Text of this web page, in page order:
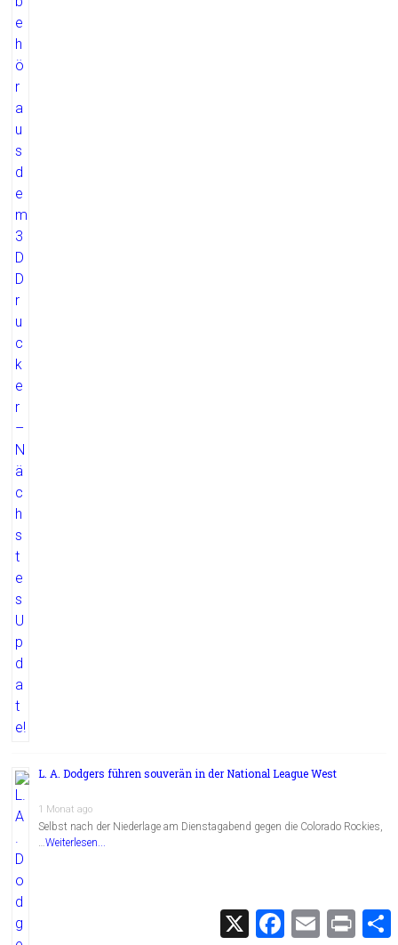
L. A. Dodgers führen souverän in der National League West
1 Monat ago
Selbst nach der Niederlage am Dienstagabend gegen die Colorado Rockies,
…Weiterlesen...
X
F
E
m
P